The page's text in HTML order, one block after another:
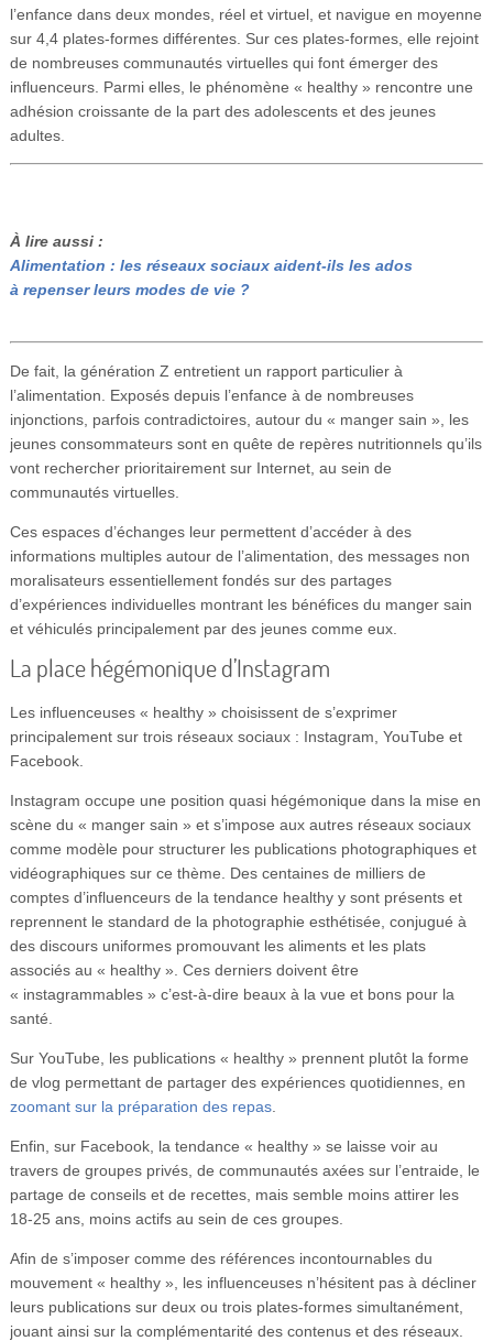
l’enfance dans deux mondes, réel et virtuel, et navigue en moyenne
sur 4,4 plates-formes différentes. Sur ces plates-formes, elle rejoint
de nombreuses communautés virtuelles qui font émerger des
influenceurs. Parmi elles, le phénomène « healthy » rencontre une
adhésion croissante de la part des adolescents et des jeunes
adultes.
À lire aussi :
Alimentation : les réseaux sociaux aident-ils les ados
à repenser leurs modes de vie ?
De fait, la génération Z entretient un rapport particulier à
l’alimentation. Exposés depuis l’enfance à de nombreuses
injonctions, parfois contradictoires, autour du « manger sain », les
jeunes consommateurs sont en quête de repères nutritionnels qu’ils
vont rechercher prioritairement sur Internet, au sein de
communautés virtuelles.
Ces espaces d’échanges leur permettent d’accéder à des
informations multiples autour de l’alimentation, des messages non
moralisateurs essentiellement fondés sur des partages
d’expériences individuelles montrant les bénéfices du manger sain
et véhiculés principalement par des jeunes comme eux.
La place hégémonique d’Instagram
Les influenceuses « healthy » choisissent de s’exprimer
principalement sur trois réseaux sociaux : Instagram, YouTube et
Facebook.
Instagram occupe une position quasi hégémonique dans la mise en
scène du « manger sain » et s’impose aux autres réseaux sociaux
comme modèle pour structurer les publications photographiques et
vidéographiques sur ce thème. Des centaines de milliers de
comptes d’influenceurs de la tendance healthy y sont présents et
reprennent le standard de la photographie esthétisée, conjugué à
des discours uniformes promouvant les aliments et les plats
associés au « healthy ». Ces derniers doivent être
« instagrammables » c’est-à-dire beaux à la vue et bons pour la
santé.
Sur YouTube, les publications « healthy » prennent plutôt la forme
de vlog permettant de partager des expériences quotidiennes, en
zoomant sur la préparation des repas.
Enfin, sur Facebook, la tendance « healthy » se laisse voir au
travers de groupes privés, de communautés axées sur l’entraide, le
partage de conseils et de recettes, mais semble moins attirer les
18-25 ans, moins actifs au sein de ces groupes.
Afin de s’imposer comme des références incontournables du
mouvement « healthy », les influenceuses n’hésitent pas à décliner
leurs publications sur deux ou trois plates-formes simultanément,
jouant ainsi sur la complémentarité des contenus et des réseaux.